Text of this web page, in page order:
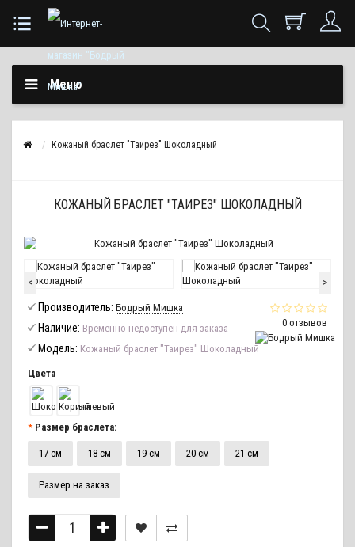
Меню
Кожаный браслет "Таирез" Шоколадный
КОЖАНЫЙ БРАСЛЕТ "ТАИРЕЗ" ШОКОЛАДНЫЙ
< >
0 отзывов
Производитель: Бодрый Мишка
Наличие: Временно недоступен для заказа
Модель: Кожаный браслет "Таирез" Шоколадный
Цвета
Размер браслета:
17 см 18 см 19 см 20 см 21 см
Размер на заказ